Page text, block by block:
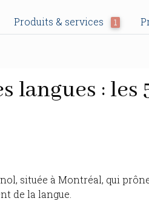
Produits & services 1
langues : les
située à Montréal, qui
de la langue.